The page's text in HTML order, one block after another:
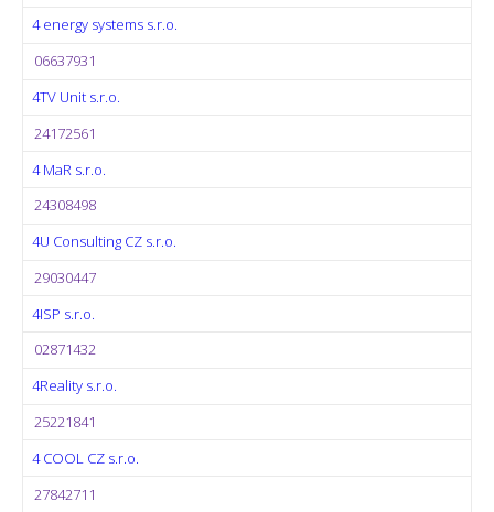
4 energy systems s.r.o.
06637931
4TV Unit s.r.o.
24172561
4 MaR s.r.o.
24308498
4U Consulting CZ s.r.o.
29030447
4ISP s.r.o.
02871432
4Reality s.r.o.
25221841
4 COOL CZ s.r.o.
27842711